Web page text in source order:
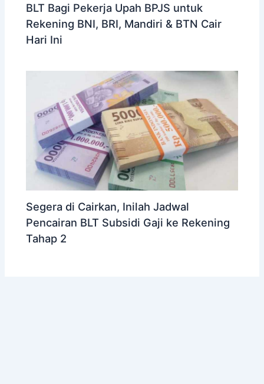
BLT Bagi Pekerja Upah BPJS untuk
Rekening BNI, BRI, Mandiri & BTN Cair
Hari Ini
Segera di Cairkan, Inilah Jadwal
Pencairan BLT Subsidi Gaji ke Rekening
Tahap 2